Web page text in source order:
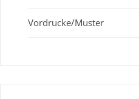
Vordrucke/Muster